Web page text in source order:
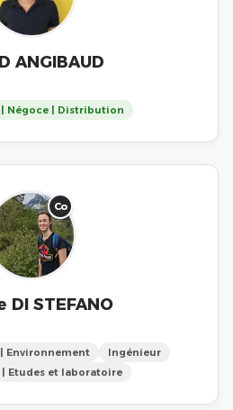
ANGIBAUD
Négoce | Distribution
Co
DI STEFANO
Environnement
Ingénieur
| Etudes et laboratoire